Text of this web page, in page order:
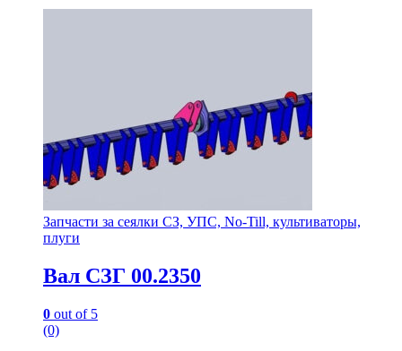
Запчасти за сеялки СЗ, УПС, No-Till, культиваторы,
плуги
Вал СЗГ 00.2350
0 out of 5
(0)